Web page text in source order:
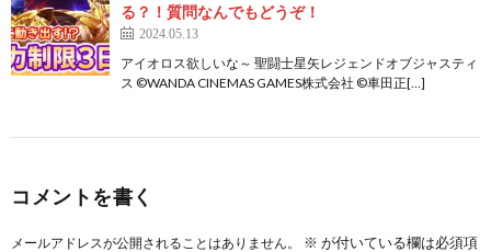
る？！質問なんでもどうぞ！
2024.05.13
アイオロス欲しいな～ 聖闘士星矢レジェンドオブジャスティ
ス ©️WANDA CINEMAS GAMES株式会社 ©️車田正[…]
コメントを書く
メールアドレスが公開されることはありません。 ※ が付いている欄は必須項